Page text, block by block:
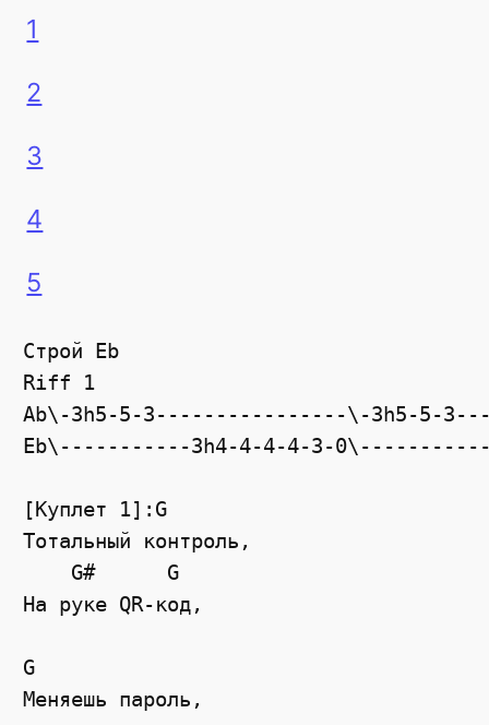
1
2
3
4
5
Строй Eb
Riff 1
Ab\-3h5-5-3----------------\-3h5-5-
Eb\-----------3h4-4-4-4-3-
[Куплет 1]:G
Тотальный контроль,
    G#      G
На руке QR-код,
G
Меняешь пароль,